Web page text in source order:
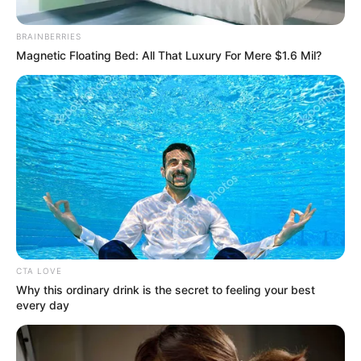
Metib
Balance Metib puente reyes
Por:
Yeison Andrés López Castañeda
Enero 11, 2023
COMPARTIR
BRAINBERRIES
Magnetic Floating Bed: All That Luxury For Mere $1.6 Mil?
CTA LOVE
Why this ordinary drink is the secret to feeling your best
every day